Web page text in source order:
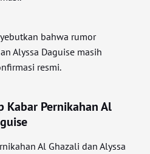
bahwa rumor
Alyssa Daguise masih
resmi.
Kabar Pernikahan Al
Al Ghazali dan Alyssa